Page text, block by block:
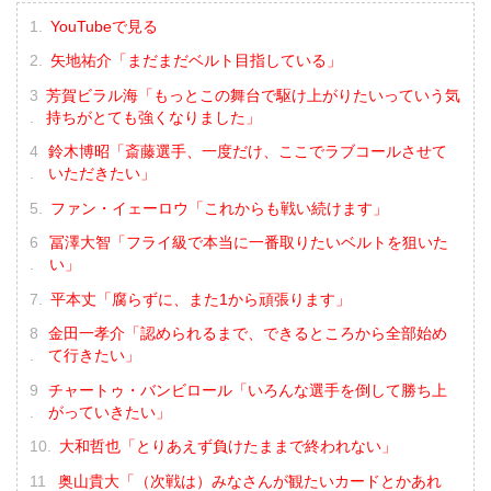
YouTubeで見る
矢地祐介「まだまだベルト目指している」
芳賀ビラル海「もっとこの舞台で駆け上がりたいっていう気
持ちがとても強くなりました」
鈴木博昭「斎藤選手、一度だけ、ここでラブコールさせて
いただきたい」
ファン・イェーロウ「これからも戦い続けます」
冨澤大智「フライ級で本当に一番取りたいベルトを狙いた
い」
平本丈「腐らずに、また1から頑張ります」
金田一孝介「認められるまで、できるところから全部始め
て行きたい」
チャートゥ・バンビロール「いろんな選手を倒して勝ち上
がっていきたい」
大和哲也「とりあえず負けたままで終われない」
奥山貴大「（次戦は）みなさんが観たいカードとかあれ